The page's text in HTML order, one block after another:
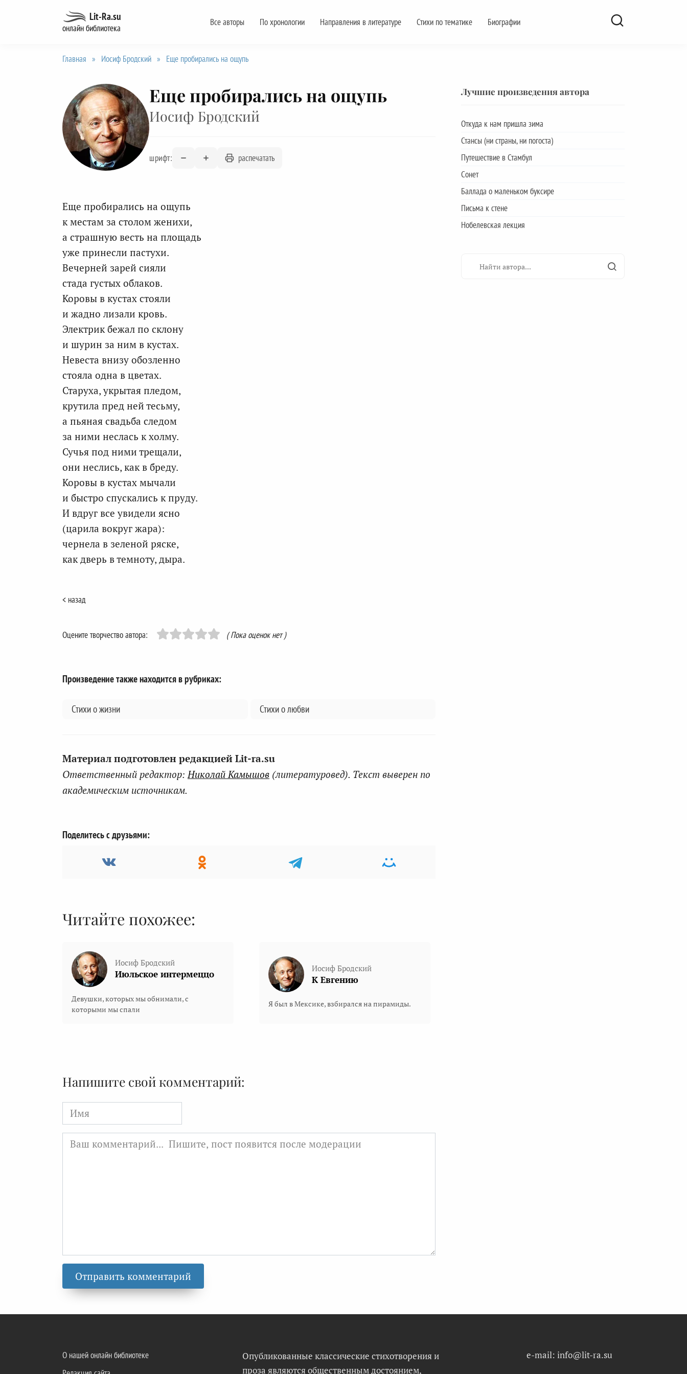
Lit-Ra.su
онлайн библиотека
Все авторы По хронологии Направления в литературе Стихи по тематике Биографии
Главная » Иосиф Бродский » Еще пробирались на ощупь
Еще пробирались на ощупь
Иосиф Бродский
шрифт: распечатать
Еще пробирались на ощупь
к местам за столом женихи,
а страшную весть на площадь
уже принесли пастухи.
Вечерней зарей сияли
стада густых облаков.
Коровы в кустах стояли
и жадно лизали кровь.
Электрик бежал по склону
и шурин за ним в кустах.
Невеста внизу обозленно
стояла одна в цветах.
Старуха, укрытая пледом,
крутила пред ней тесьму,
а пьяная свадьба следом
за ними неслась к холму.
Сучья под ними трещали,
они неслись, как в бреду.
Коровы в кустах мычали
и быстро спускались к пруду.
И вдруг все увидели ясно
(царила вокруг жара):
чернела в зеленой ряске,
как дверь в темноту, дыра.
< назад
Оцените творчество автора: ( Пока оценок нет )
Произведение также находится в рубриках:
Стихи о жизни Стихи о любви
Материал подготовлен редакцией Lit-ra.su
Ответственный редактор:Николай Камышов (литературовед). Текст выверен по
академическим источникам.
Поделитесь с друзьями:
Читайте похожее:
Иосиф Бродский
Июльское интермеццо
Девушки, которых мы обнимали, с
которыми мы спали
Иосиф Бродский
К Евгению
Я был в Мексике, взбирался на пирамиды.
Напишите свой комментарий:
Имя
Лучшие произведения автора
Откуда к нам пришла зима
Стансы (ни страны, ни погоста)
Путешествие в Стамбул
Сонет
Баллада о маленьком буксире
Письма к стене
Нобелевская лекция
О нашей онлайн библиотеке
Опубликованные классические стихотворения и
проза являются общественным достоянием,
e-mail: info@lit-ra.su